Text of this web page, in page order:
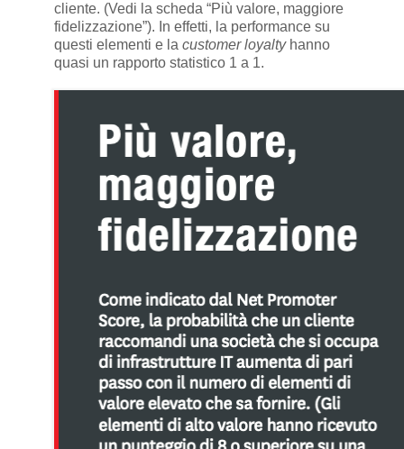
cliente. (Vedi la scheda “Più valore, maggiore
fidelizzazione”). In effetti, la performance su
questi elementi e la customer loyalty hanno
quasi un rapporto statistico 1 a 1.